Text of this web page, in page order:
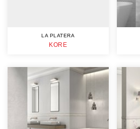
LA PLATERA
KORE